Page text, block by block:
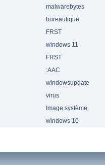
malwarebytes
bureautique
FRST
windows 11
FRST
:AAC
windowsupdate
virus
Image système
windows 10